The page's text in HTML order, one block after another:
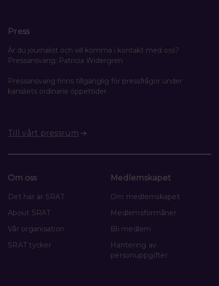
Press
Är du journalist och vill komma i kontakt med oss?
Pressansvarig: Patricia Widergren
Pressansvarig finns tillgänglig för pressfrågor under
kansliets ordinarie öppettider.
Till vårt pressrum
Om oss
Det här är SRAT
About SRAT
Vår organisation
SRAT tycker
Medlemskapet
Om medlemskapet
Medlemsförmåner
Bli medlem
Hantering av
personuppgifter